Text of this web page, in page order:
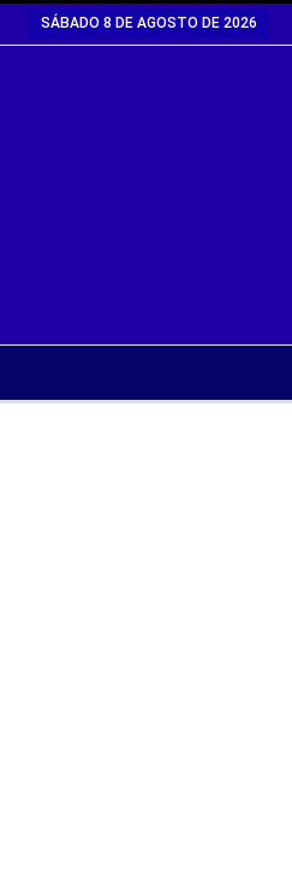
SÁBADO 8 DE AGOSTO DE 2026